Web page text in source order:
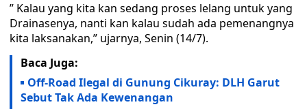
” Kalau yang kita kan sedang proses lelang untuk yang
Drainasenya, nanti kan kalau sudah ada pemenangnya
kita laksanakan,” ujarnya, Senin (14/7).
Baca Juga:
Off-Road Ilegal di Gunung Cikuray: DLH Garut
Sebut Tak Ada Kewenangan